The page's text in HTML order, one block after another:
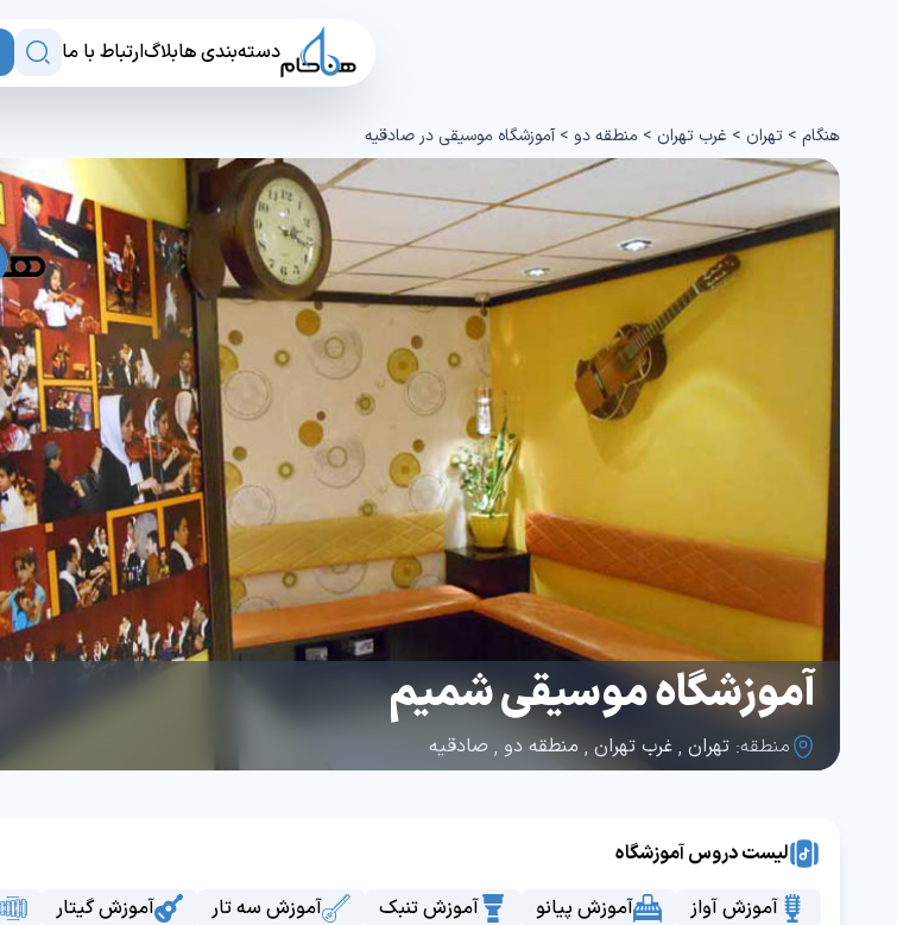
دسته‌بندی هابلاگارتباط با ما
هنگام > تهران > غرب تهران > منطقه دو > آموزشگاه موسیقی در صادقیه
آموزشگاه موسیقی شمیم
منطقه: تهران , غرب تهران , منطقه دو , صادقیه
لیست دروس آموزشگاه
آموزش آواز
آموزش پیانو آموزش تنبک آموزش سه تار آموزش گیتار